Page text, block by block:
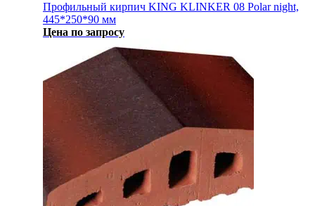
Профильный кирпич KING KLINKER 08 Polar night,
445*250*90 мм
Цена по запросу